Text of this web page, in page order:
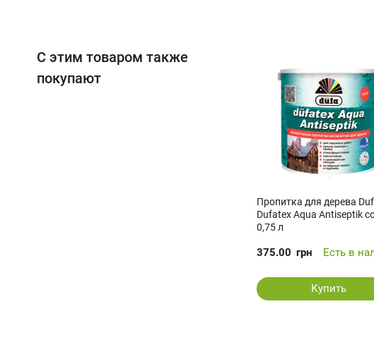
С этим товаром также
покупают
Пропитка для дерева
Dufatex Aqua Antiseptik
0,75 л
375.00 грн Есть в
Купить